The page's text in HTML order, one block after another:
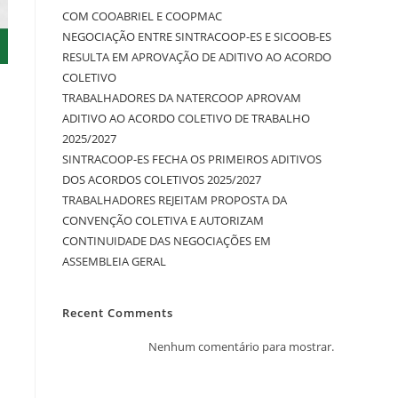
COM COOABRIEL E COOPMAC
NEGOCIAÇÃO ENTRE SINTRACOOP-ES E SICOOB-ES
RESULTA EM APROVAÇÃO DE ADITIVO AO ACORDO
COLETIVO
TRABALHADORES DA NATERCOOP APROVAM
ADITIVO AO ACORDO COLETIVO DE TRABALHO
2025/2027
SINTRACOOP-ES FECHA OS PRIMEIROS ADITIVOS
DOS ACORDOS COLETIVOS 2025/2027
TRABALHADORES REJEITAM PROPOSTA DA
CONVENÇÃO COLETIVA E AUTORIZAM
CONTINUIDADE DAS NEGOCIAÇÕES EM
ASSEMBLEIA GERAL
Recent Comments
Nenhum comentário para mostrar.